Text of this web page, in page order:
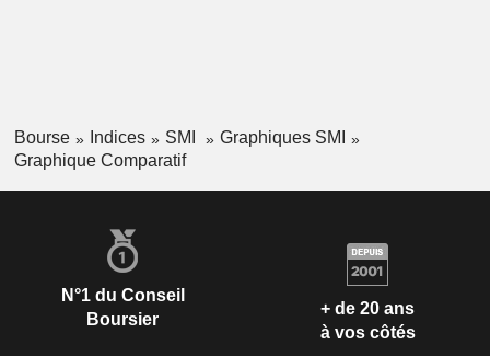
Bourse Indices SMI
Graphiques SMI
Graphique Comparatif
N°1 du Conseil
Boursier
+ de 20 ans
à vos côtés